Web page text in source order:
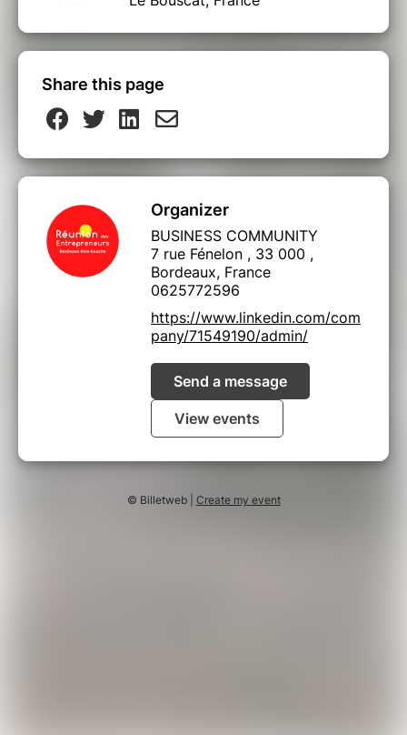
Share this page
Organizer
BUSINESS COMMUNITY
7 rue Fénelon , 33 000 ,
Bordeaux, France
0625772596
https://www.linkedin.com/com
pany/71549190/admin/
Send a message
View events
© Billetweb | Create my event